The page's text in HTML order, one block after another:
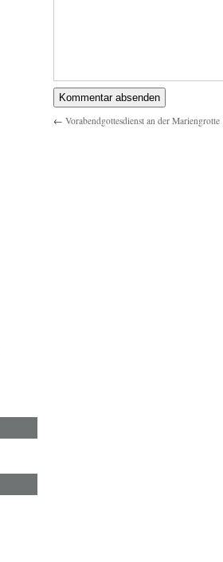
← Vorabendgottesdienst an der Mariengrotte